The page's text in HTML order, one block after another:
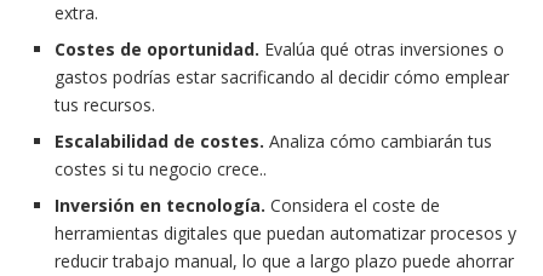
extra.
Costes de oportunidad. Evalúa qué otras inversiones o
gastos podrías estar sacrificando al decidir cómo emplear
tus recursos.
Escalabilidad de costes. Analiza cómo cambiarán tus
costes si tu negocio crece..
Inversión en tecnología. Considera el coste de
herramientas digitales que puedan automatizar procesos y
reducir trabajo manual, lo que a largo plazo puede ahorrar